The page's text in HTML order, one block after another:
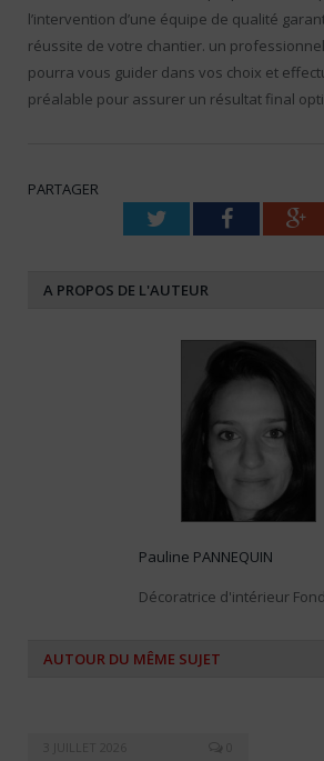
l’intervention d’une équipe de qualité
réussite de votre chantier. un
pourra vous guider dans vos choix et
préalable pour assurer un résultat final
PARTAGER
TwitterFacebook
A PROPOS DE L'AUTEUR
Pauline PANNEQUIN
Décoratrice d'intérieur
AUTOUR DU MÊME SUJET